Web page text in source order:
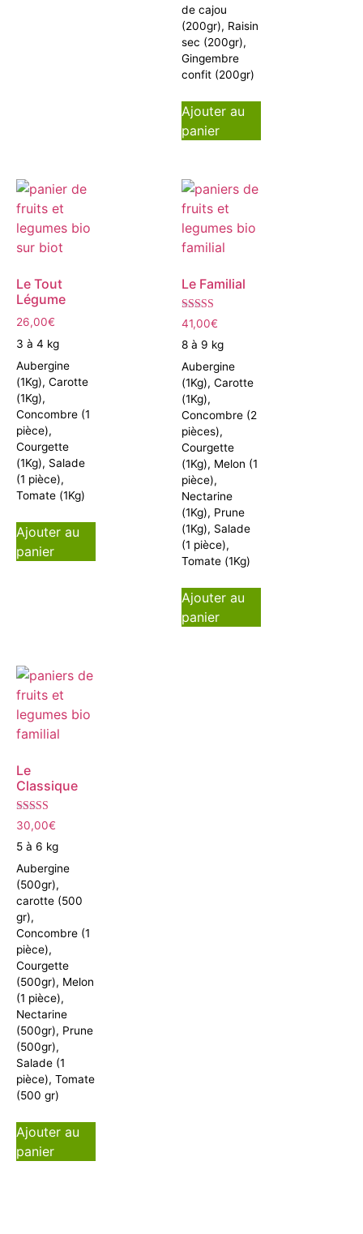
de cajou
(200gr), Raisin
sec (200gr),
Gingembre
confit (200gr)
Ajouter au
panier
Le Tout
Légume
26,00€
3 à 4 kg
Aubergine
(1Kg), Carotte
(1Kg),
Concombre (1
pièce),
Courgette
(1Kg), Salade
(1 pièce),
Tomate (1Kg)
Ajouter au
panier
Le Familial
Note
5.00
sur 5
41,00€
8 à 9 kg
Aubergine
(1Kg), Carotte
(1Kg),
Concombre (2
pièces),
Courgette
(1Kg), Melon (1
pièce),
Nectarine
(1Kg), Prune
(1Kg), Salade
(1 pièce),
Tomate (1Kg)
Ajouter au
panier
Le
Classique
Note
5.00
sur 5
30,00€
5 à 6 kg
Aubergine
(500gr),
carotte (500
gr),
Concombre (1
pièce),
Courgette
(500gr), Melon
(1 pièce),
Nectarine
(500gr), Prune
(500gr),
Salade (1
pièce), Tomate
(500 gr)
Ajouter au
panier